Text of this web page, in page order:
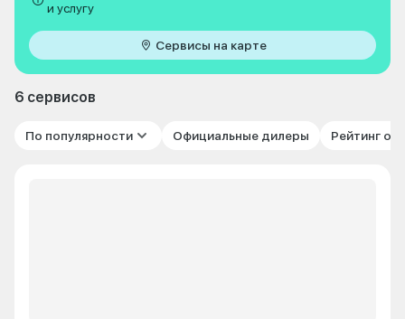
и услугу
Сервисы на карте
6 сервисов
По популярности Официальные дилеры Рейтинг